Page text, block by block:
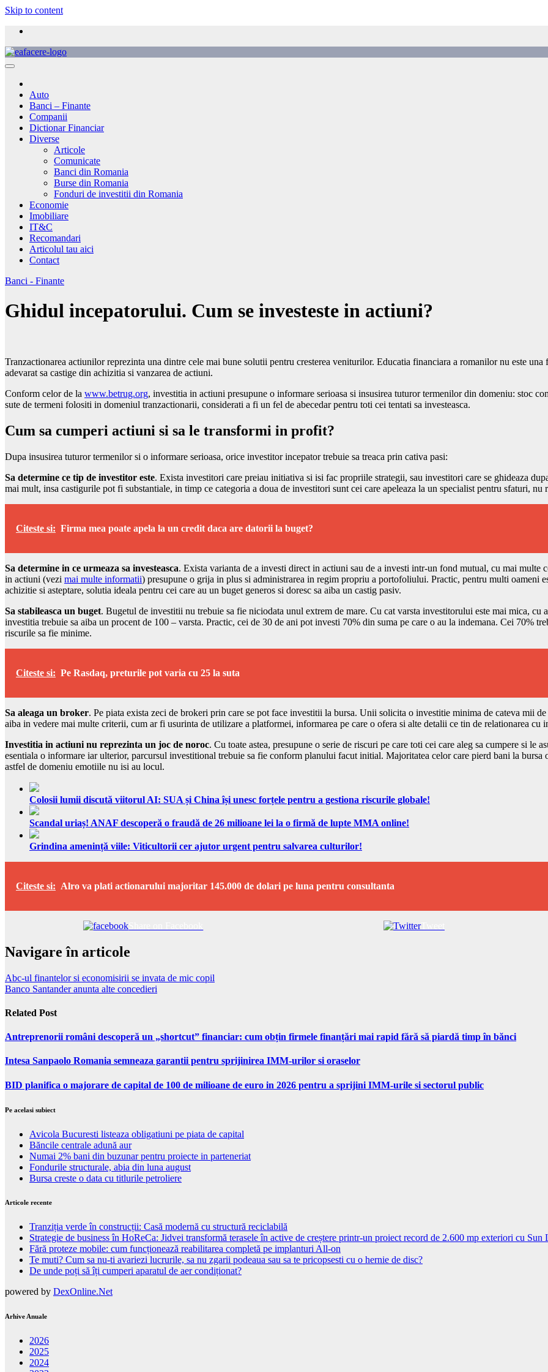
Skip to content
Auto
Banci – Finante
Companii
Dictionar Financiar
Diverse
Articole
Comunicate
Banci din Romania
Burse din Romania
Fonduri de investitii din Romania
Economie
Imobiliare
IT&C
Recomandari
Articolul tau aici
Contact
Banci - Finante
Ghidul incepatorului. Cum se investeste in actiuni?
Tranzactionarea actiunilor reprezinta una dintre cele mai bune solutii pentru cresterea veniturilor. Educatia financiara a romanilor nu este
adevarat sa castige din achizitia si vanzarea de actiuni.
Conform celor de la www.betrug.org, investitia in actiuni presupune o informare serioasa si insusirea tuturor termenilor din domeniu: stoc
sute de termeni folositi in domeniul tranzactionarii, considerati a fi un fel de abecedar pentru toti cei tentati sa investeasca.
Cum sa cumperi actiuni si sa le transformi in profit?
Dupa insusirea tuturor termenilor si o informare serioasa, orice investitor incepator trebuie sa treaca prin cativa pasi:
Sa determine ce tip de investitor este. Exista investitori care preiau initiativa si isi fac propriile strategii, sau investitori care se ghideaza
mai mult, insa castigurile pot fi substantiale, in timp ce categoria a doua de investitori sunt cei care apeleaza la un specialist pentru sfaturi, nu
Citeste si: Firma mea poate apela la un credit daca are datorii la buget?
Sa determine in ce urmeaza sa investeasca. Exista varianta de a investi direct in actiuni sau de a investi intr-un fond mutual, cu mai multe
in actiuni (vezi mai multe informatii) presupune o grija in plus si administrarea in regim propriu a portofoliului. Practic, pentru multi oameni
achizitie si asteptare, solutia ideala pentru cei care au un buget generos si doresc sa aiba un castig pasiv.
Sa stabileasca un buget. Bugetul de investitii nu trebuie sa fie niciodata unul extrem de mare. Cu cat varsta investitorului este mai mica, cu
investitia trebuie sa aiba un procent de 100 – varsta. Practic, cei de 30 de ani pot investi 70% din suma pe care o au la indemana. Cei 70%
riscurile sa fie minime.
Citeste si: Pe Rasdaq, preturile pot varia cu 25 la suta
Sa aleaga un broker. Pe piata exista zeci de brokeri prin care se pot face investitii la bursa. Unii solicita o investitie minima de cateva mii
aiba in vedere mai multe criterii, cum ar fi usurinta de utilizare a platformei, informarea pe care o ofera si alte detalii ce tin de relationarea cu
Investitia in actiuni nu reprezinta un joc de noroc. Cu toate astea, presupune o serie de riscuri pe care toti cei care aleg sa cumpere si le
esentiala o informare iar ulterior, parcursul investitional trebuie sa fie conform planului facut initial. Majoritatea celor care pierd bani la
astfel de domeniu emotiile nu isi au locul.
Colosii lumii discută viitorul AI: SUA și China își unesc forțele pentru a gestiona riscurile globale!
Scandal uriaș! ANAF descoperă o fraudă de 26 milioane lei la o firmă de lupte MMA online!
Grindina amenință viile: Viticultorii cer ajutor urgent pentru salvarea culturilor!
Citeste si: Alro va plati actionarului majoritar 145.000 de dolari pe luna pentru consultanta
Tweet
Navigare în articole
Abc-ul finantelor si economisirii se invata de mic copil
Banco Santander anunta alte concedieri
Related Post
Antreprenorii români descoperă un „shortcut” financiar: cum obțin firmele finanțări mai rapid fără să piardă timp în bănci
Intesa Sanpaolo Romania semneaza garantii pentru sprijinirea IMM-urilor si oraselor
BID planifica o majorare de capital de 100 de milioane de euro in 2026 pentru a sprijini IMM-urile si sectorul public
Pe acelasi subiect
Avicola Bucuresti listeaza obligatiuni pe piata de capital
Băncile centrale adună aur
Numai 2% bani din buzunar pentru proiecte in parteneriat
Fondurile structurale, abia din luna august
Bursa creste o data cu titlurile petroliere
Articole recente
Tranziția verde în construcții: Casă modernă cu structură reciclabilă
Strategie de business în HoReCa: Jidvei transformă terasele în active de creștere printr-un proiect record de 2.600 mp exteriori cu Sun
Fără proteze mobile: cum funcționează reabilitarea completă pe implanturi All-on
Te muti? Cum sa nu-ti avariezi lucrurile, sa nu zgarii podeaua sau sa te pricopsesti cu o hernie de disc?
De unde poți să îți cumperi aparatul de aer condiționat?
powered by DexOnline.Net
Arhive Anuale
2026
2025
2024